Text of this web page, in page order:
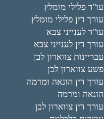
עו"ד פלילי מומלץ
עורך דין פלילי מומלץ
עו"ד לענייני צבא
עורך דין לענייני צבא
עבריינות צווארון לבן
פשע צווארון לבן
עורך דין הונאה ומרמה
הונאה ומרמה
עורך דין צווארון לבן